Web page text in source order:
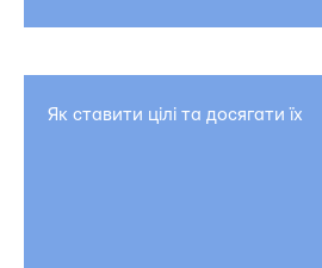
Як ставити цілі та досягати їх